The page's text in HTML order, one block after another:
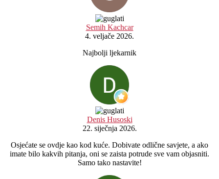
Semih Kachcar
4. veljače 2026.
Najbolji ljekarnik
Denis Husoski
22. siječnja 2026.
Osjećate se ovdje kao kod kuće. Dobivate odlične savjete, a ako
imate bilo kakvih pitanja, oni se zaista potrude sve vam objasniti.
Samo tako nastavite!